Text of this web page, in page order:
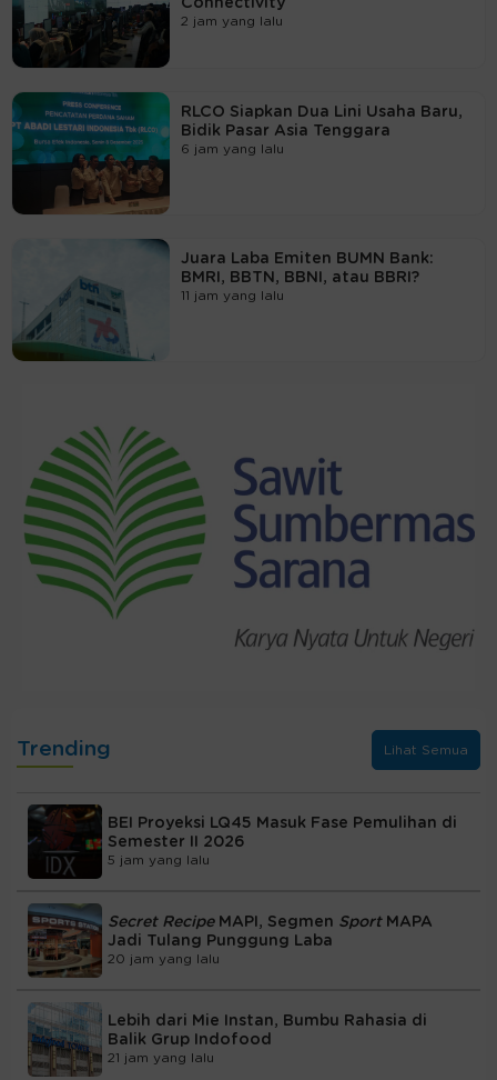
Connectivity
2 jam yang lalu
RLCO Siapkan Dua Lini Usaha Baru,
Bidik Pasar Asia Tenggara
6 jam yang lalu
Juara Laba Emiten BUMN Bank:
BMRI, BBTN, BBNI, atau BBRI?
11 jam yang lalu
Trending Lihat Semua
BEI Proyeksi LQ45 Masuk Fase Pemulihan di
Semester II 2026
5 jam yang lalu
Secret RecipeMAPI, Segmen Sport MAPA
Jadi Tulang Punggung Laba
20 jam yang lalu
Lebih dari Mie Instan, Bumbu Rahasia di
Balik Grup Indofood
21 jam yang lalu